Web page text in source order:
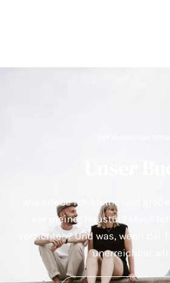
Wie erlebe ich kleine und
vor meiner Haustür? Muss
verzichten? Und was, wenn der
unerreichbar